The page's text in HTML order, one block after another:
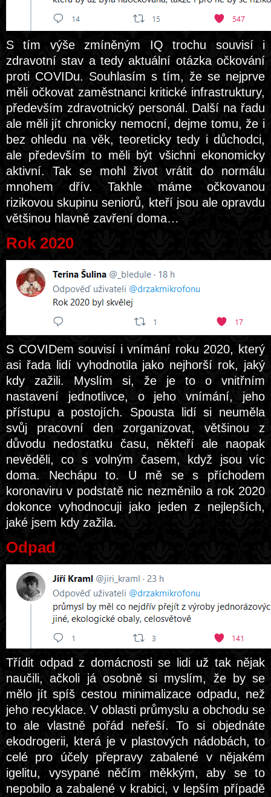
S tím výše zmíněným IQ trochu souvisí i
zdravotní stav a tedy aktuální otázka očkování
proti COVIDu. Souhlasím s tím, že se nejprve
měli očkovat zaměstnanci kritické infrastruktury,
především zdravotnický personál. Další na řadu
ale měli jít chronicky nemocní, dejme tomu, že i
bez ohledu na věk, teoreticky tedy i důchodci,
ale především to měli být všichni ekonomicky
aktivní. Tak se mohl život vrátit do normálu
mnohem dřív. Takhle máme očkovanou
rizikovou skupinu seniorů, kteří jsou ale opravdu
většinou hlavně zavření doma…
Rok 2020
S COVIDem souvisí i vnímání roku 2020, který
asi řada lidí vyhodnotila jako nejhorší rok, jaký
kdy zažili. Myslím si, že je to o vnitřním
nastavení jednotlivce, o jeho vnímání, jeho
přístupu a postojích. Spousta lidí si neuměla
svůj pracovní den zorganizovat, většinou z
důvodu nedostatku času, někteří ale naopak
nevěděli, co s volným časem, když jsou víc
doma. Nechápu to. U mě se s příchodem
koronaviru v podstatě nic nezměnilo a rok 2020
dokonce vyhodnocuji jako jeden z nejlepších,
jaké jsem kdy zažila.
Odpad
Třídit odpad z domácnosti se lidi už tak nějak
naučili, ačkoli já osobně si myslím, že by se
mělo jít spíš cestou minimalizace odpadu, než
jeho recyklace. V oblasti průmyslu a obchodu se
to ale vlastně pořád neřeší. To si objednáte
ekodrogerii, která je v plastových nádobách, to
celé pro účely přepravy zabalené v nějakém
igelitu, vysypané něčím měkkým, aby se to
nepobilo a zabalené v krabici, v lepším případě